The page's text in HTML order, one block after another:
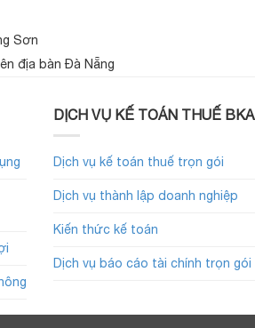
Sơn
địa bàn Đà Nẵng
DỊCH VỤ KẾ TOÁN THUẾ BKA
Dịch vụ kế toán thuế trọn gói
Dịch vụ thành lập doanh nghiệp
Kiến thức kế toán
Dịch vụ báo cáo tài chính trọn gói